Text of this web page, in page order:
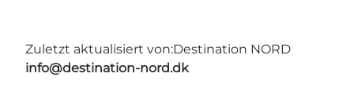
Zuletzt aktualisiert von:Destination NORD
info@destination-nord.dk